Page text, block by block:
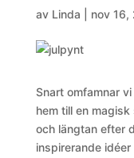
av Linda nov 16,
Snart omfamnar
hem till en
och längtan efter
inspirerande